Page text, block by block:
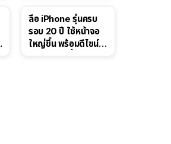
ลือ iPhone รุ่นครบ
รอบ 20 ปี ใช้หน้าจอ
ใหญ่ขึ้น พร้อมดีไซน์ไร้